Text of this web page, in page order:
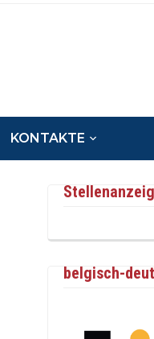
KONTAKTE
belgisch-